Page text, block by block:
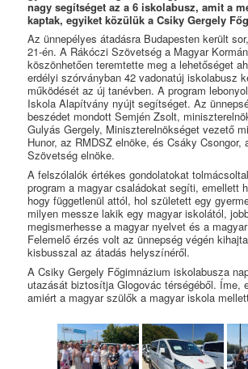
nagy segítséget az a 6 iskolabusz, amit a
kaptak, egyiket közülük a Csiky Gergely
Az ünnepélyes átadásra Budapesten került
21-én. A Rákóczi Szövetség a Magyar
köszönhetően teremtette meg a lehetőséget
erdélyi szórványban 42 vadonatúj iskolabusz
működését az új tanévben. A program
Iskola Alapítvány nyújt segítséget. Az
beszédet mondott Semjén Zsolt,
Gulyás Gergely, Miniszterelnökséget vezető
Hunor, az RMDSZ elnöke, és Csáky Csongor,
Szövetség elnöke.
A felszólalók értékes gondolatokat
program a magyar családokat segíti, emellett
hogy függetlenül attól, hol született egy
milyen messze lakik egy magyar iskolától,
megismerhesse a magyar nyelvet és a
Felemelő érzés volt az ünnepség végén
kisbusszal az átadás helyszínéről.
A Csiky Gergely Főgimnázium iskolabusza
utazását biztosítja Glogovác térségéből. Íme,
amiért a magyar szülők a magyar iskola